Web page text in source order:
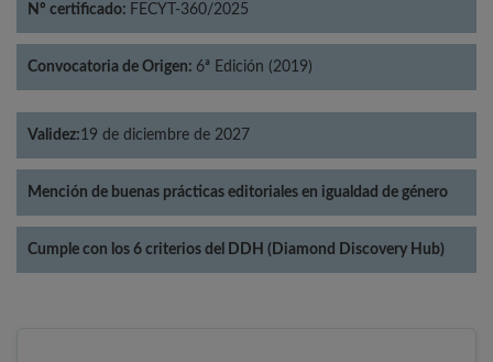
Nº certificado: FECYT-360/2025
Convocatoria de Origen: 6ª Edición (2019)
Validez:19 de diciembre de 2027
Mención de buenas prácticas editoriales en igualdad de género
Cumple con los 6 criterios del DDH (Diamond Discovery Hub)